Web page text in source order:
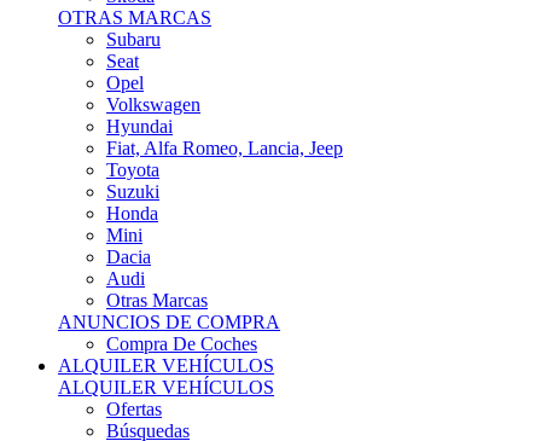
OTRAS MARCAS
Subaru
Seat
Opel
Volkswagen
Hyundai
Fiat, Alfa Romeo, Lancia, Jeep
Toyota
Suzuki
Honda
Mini
Dacia
Audi
Otras Marcas
ANUNCIOS DE COMPRA
Compra De Coches
ALQUILER VEHÍCULOS
ALQUILER VEHÍCULOS
Ofertas
Búsquedas